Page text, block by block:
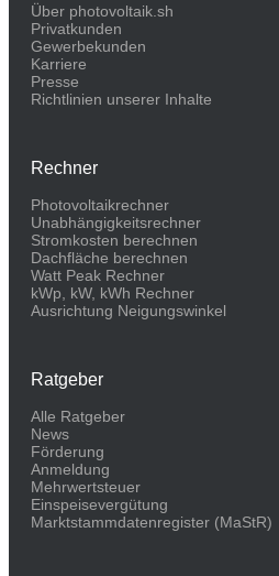
Über photovoltaik.sh
Privatkunden
Gewerbekunden
Karriere
Presse
Richtlinien unserer Inhalte
Rechner
Photovoltaikrechner
Unabhängigkeitsrechner
Stromkosten berechnen
Dachfläche berechnen
Watt Peak Rechner
kWp, kW, kWh Rechner
Ausrichtung Neigungswinkel
Ratgeber
Alle Ratgeber
News
Förderung
Anmeldung
Mehrwertsteuer
Einspeisevergütung
Marktstammdaten­register (MaStR)